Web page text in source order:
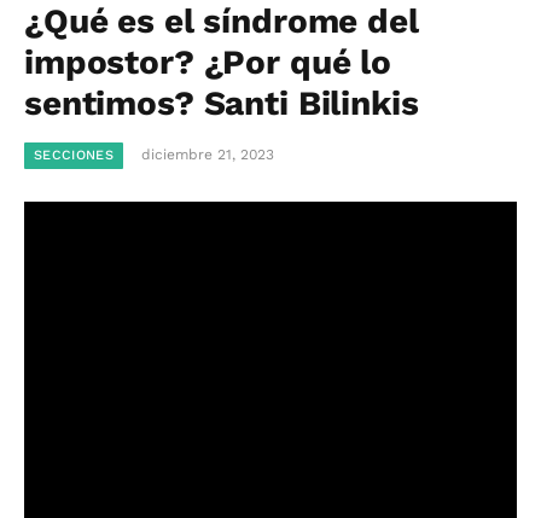
¿Qué es el síndrome del
impostor? ¿Por qué lo
sentimos? Santi Bilinkis
SECCIONES diciembre 21, 2023